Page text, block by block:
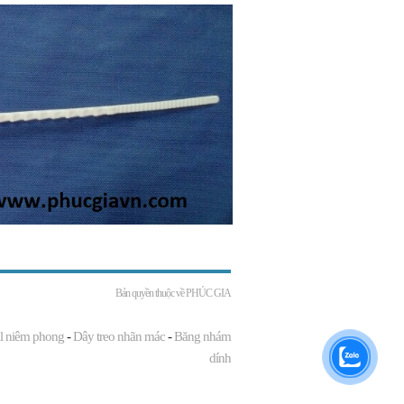
Bản quyền thuộc vềPHÚC GIA
niêm phong-Dây treo nhãn mác-Băng nhám
dính